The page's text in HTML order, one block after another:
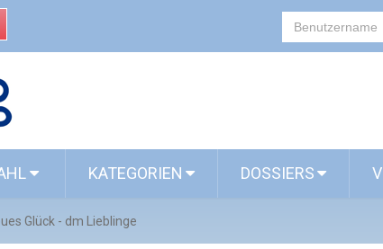
KATEGORIEN DOSSIERS
Glück - dm Lieblinge